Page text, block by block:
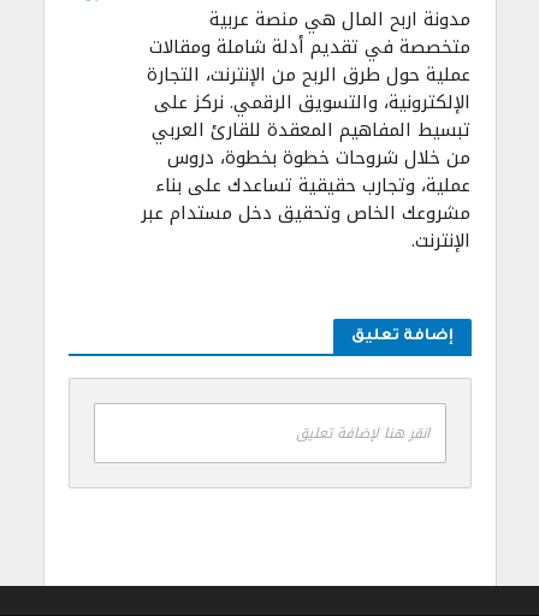
مدونة اربح المال هي منصة عربية
متخصصة في تقديم أدلة شاملة ومقالات
عملية حول طرق الربح من الإنترنت، التجارة
الإلكترونية، والتسويق الرقمي. نركز على
تبسيط المفاهيم المعقدة للقارئ العربي
من خلال شروحات خطوة بخطوة، دروس
عملية، وتجارب حقيقية تساعدك على بناء
مشروعك الخاص وتحقيق دخل مستدام عبر
الإنترنت.
إضافة تعليق
انقر هنا لإضافة تعليق